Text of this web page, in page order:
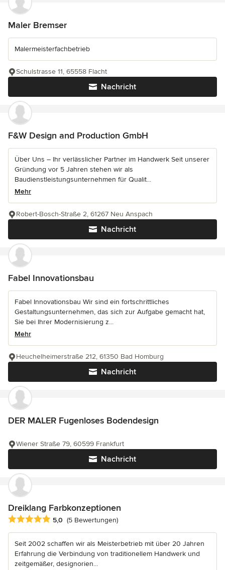
Maler Bremser
Malermeisterfachbetrieb
Nachricht
Schulstrasse 11, 65558 Flacht
F&W Design and Production GmbH
Über Uns – Ihr verlässlicher Partner im Handwerk Seit unserer
Gründung vor 5 Jahren stehen wir als
Baudienstleistungsunternehmen für Qualit...
Mehr
Nachricht
Robert-Bosch-Straße 2, 61267 Neu Anspach
Fabel Innovationsbau
Fabel Innovationsbau Wir sind ein fortschrittliches
Gestaltungsunternehmen, das sich zur Aufgabe gemacht hat,
Sie bei Ihrer Modernisierung z...
Mehr
Nachricht
Heuchelheimerstraße 212, 61350 Bad Homburg
DER MALER Fugenloses Bodendesign
Nachricht
Wiener Straße 79, 60599 Frankfurt
Dreiklang Farbkonzeptionen
Durchschnittliche Bewertung: 5 von 5 Sternen
5,0 (5 Bewertungen)
Seit 2002 schaffen wir als Meisterbetrieb mit über 20 Jahren
Erfahrung die Verbindung von traditionellem Handwerk und
zeitgemäßer, designorien...